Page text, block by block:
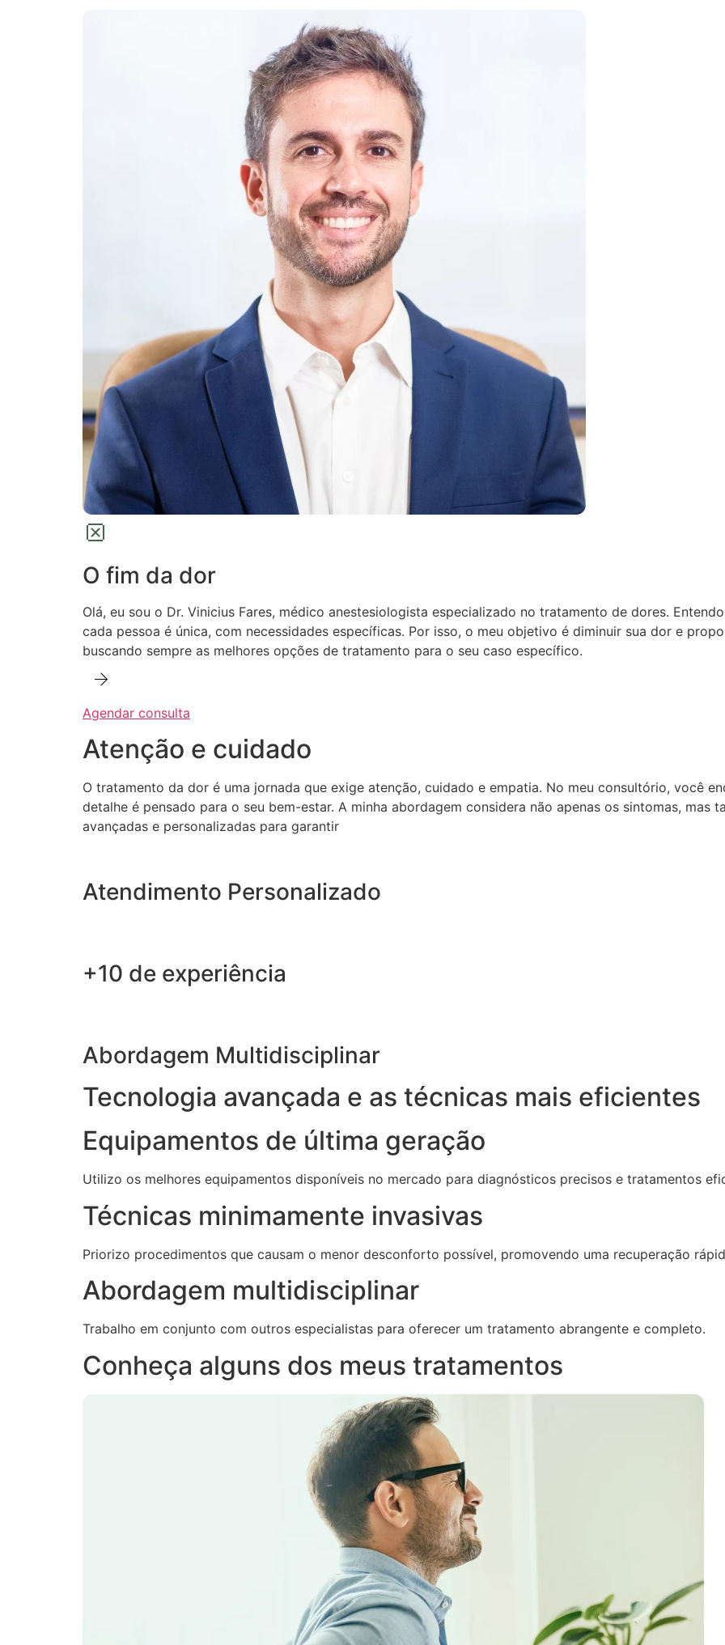
O fim da dor
Olá, eu sou o Dr. Vinicius Fares, médico anestesiologista especializado no tratamento de dores.
cada pessoa é única, com necessidades específicas. Por isso, o meu objetivo é diminuir sua dor e
buscando sempre as melhores opções de tratamento para o seu caso específico.
Agendar consulta
Atenção e cuidado
O tratamento da dor é uma jornada que exige atenção, cuidado e empatia. No meu consultório, você
detalhe é pensado para o seu bem-estar. A minha abordagem considera não apenas os sintomas, mas
avançadas e personalizadas para garantir
Atendimento Personalizado
+10 de experiência
Abordagem Multidisciplinar
Tecnologia avançada e as técnicas mais eficientes
Equipamentos de última geração
Utilizo os melhores equipamentos disponíveis no mercado para diagnósticos precisos e tratamentos
Técnicas minimamente invasivas
Priorizo procedimentos que causam o menor desconforto possível, promovendo uma recuperação
Abordagem multidisciplinar
Trabalho em conjunto com outros especialistas para oferecer um tratamento abrangente e completo.
Conheça alguns dos meus tratamentos